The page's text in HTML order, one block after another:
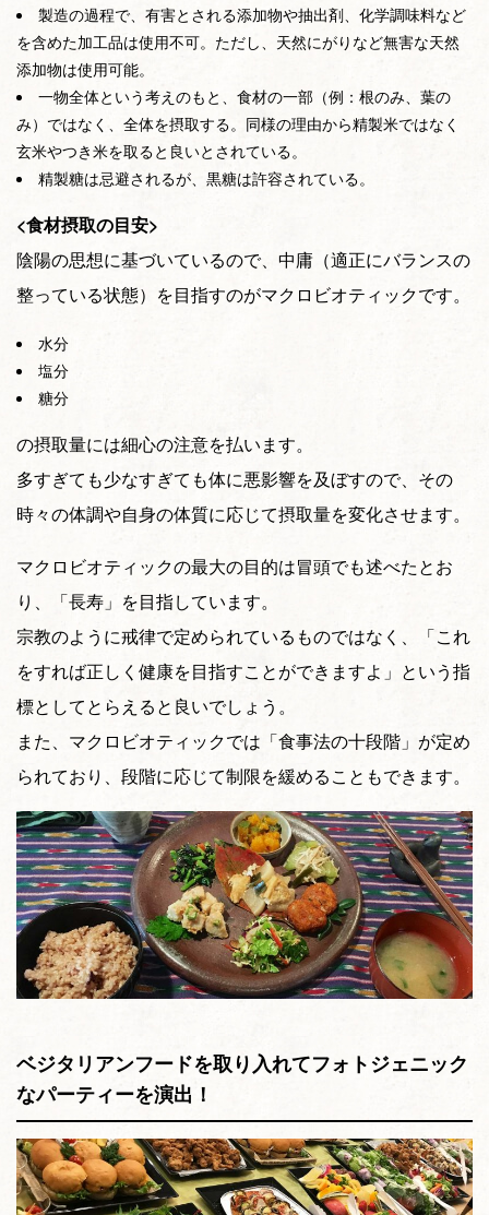
製造の過程で、有害とされる添加物や抽出剤、化学調味料など
を含めた加工品は使用不可。ただし、天然にがりなど無害な天然
添加物は使用可能。
一物全体という考えのもと、食材の一部（例：根のみ、葉の
み）ではなく、全体を摂取する。同様の理由から精製米ではなく
玄米やつき米を取ると良いとされている。
精製糖は忌避されるが、黒糖は許容されている。
<食材摂取の目安>
陰陽の思想に基づいているので、中庸（適正にバランスの
整っている状態）を目指すのがマクロビオティックです。
水分
塩分
糖分
の摂取量には細心の注意を払います。
多すぎても少なすぎても体に悪影響を及ぼすので、その
時々の体調や自身の体質に応じて摂取量を変化させます。
マクロビオティックの最大の目的は冒頭でも述べたとお
り、「長寿」を目指しています。
宗教のように戒律で定められているものではなく、「これ
をすれば正しく健康を目指すことができますよ」という指
標としてとらえると良いでしょう。
また、マクロビオティックでは「食事法の十段階」が定め
られており、段階に応じて制限を緩めることもできます。
ベジタリアンフードを取り入れてフォトジェニック
なパーティーを演出！